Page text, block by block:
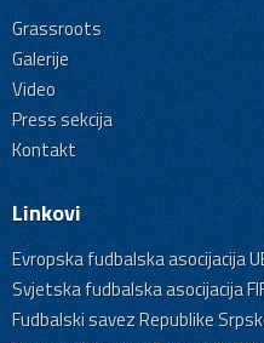
Grassroots
Galerije
Video
Press sekcija
Kontakt
Linkovi
Evropska fudbalska asocijacija
Svjetska fudbalska asocijacija
Fudbalski savez Republike